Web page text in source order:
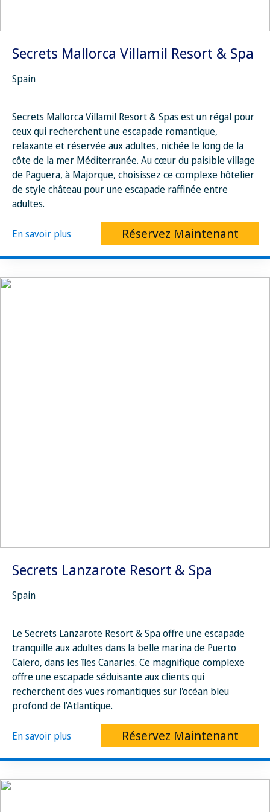
Secrets Mallorca Villamil Resort & Spa
Spain
Secrets Mallorca Villamil Resort & Spas est un régal pour
ceux qui recherchent une escapade romantique,
relaxante et réservée aux adultes, nichée le long de la
côte de la mer Méditerranée. Au cœur du paisible village
de Paguera, à Majorque, choisissez ce complexe hôtelier
de style château pour une escapade raffinée entre
adultes.
En savoir plus Réservez Maintenant
Secrets Lanzarote Resort & Spa
Spain
Le Secrets Lanzarote Resort & Spa offre une escapade
tranquille aux adultes dans la belle marina de Puerto
Calero, dans les îles Canaries. Ce magnifique complexe
offre une escapade séduisante aux clients qui
recherchent des vues romantiques sur l'océan bleu
profond de l'Atlantique.
En savoir plus Réservez Maintenant